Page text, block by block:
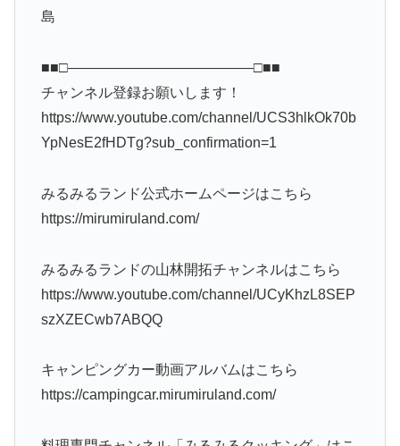
島
■■□―――――――――――――□■■
チャンネル登録お願いします！
https://www.youtube.com/channel/UCS3hlkOk70b
YpNesE2fHDTg?sub_confirmation=1
みるみるランド公式ホームページはこちら
https://mirumiruland.com/
みるみるランドの山林開拓チャンネルはこちら
https://www.youtube.com/channel/UCyKhzL8SEP
szXZECwb7ABQQ
キャンピングカー動画アルバムはこちら
https://campingcar.mirumiruland.com/